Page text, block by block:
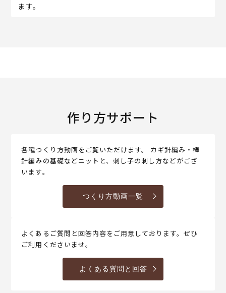
ます。
作り方サポート
各種つくり方動画をご覧いただけます。 カギ針編み・棒
針編みの基礎などニットと、刺し子の刺し方などがござ
います。
つくり方動画一覧
よくあるご質問と回答内容をご用意しております。ぜひ
ご利用くださいませ。
よくある質問と回答